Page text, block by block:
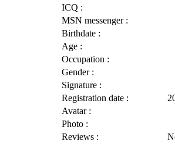
ICQ :
MSN messenger :
Birthdate :
Age :
Occupation :
Gender :
Signature :
Registration date :
Avatar :
Photo :
Reviews :